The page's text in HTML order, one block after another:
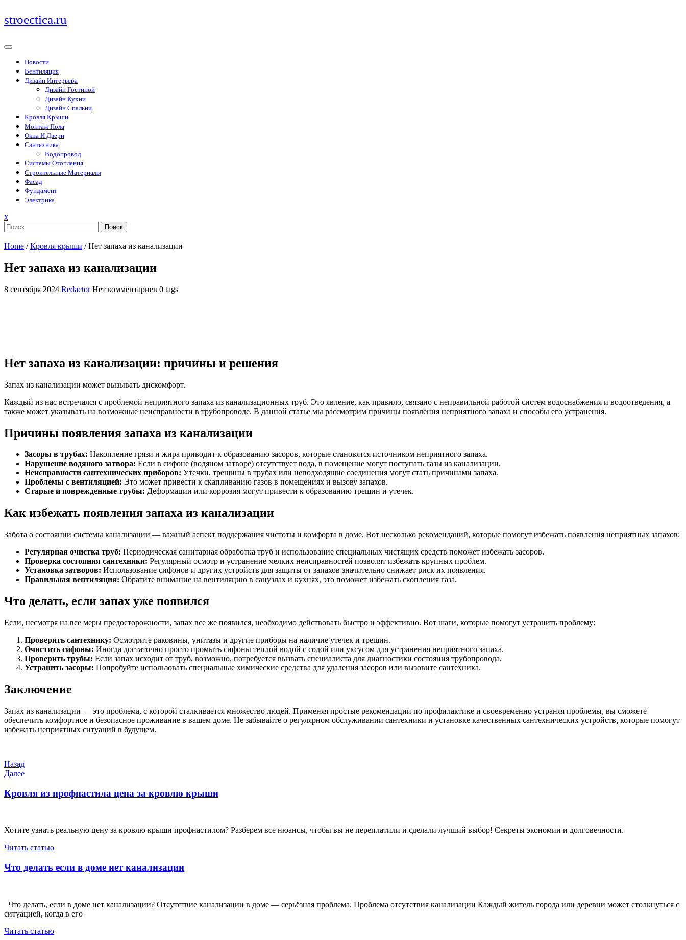
Перейти
к
stroectica.ru
Новости
Вентиляция
Дизайн Интерьера
Дизайн Гостиной
Дизайн Кухни
Дизайн Спальни
Кровля Крыши
Монтаж Пола
Окна И Двери
Сантехника
Водопровод
Системы Отопления
Строительные Материалы
Фасад
Фундамент
Электрика
xЗакрыть
меню
Поиск
Home /Кровля крыши /Нет запаха из канализации
Нет запаха из канализации
8 сентября 2024 Redactor Нет комментариев 0 tags
Нет запаха из канализации: причины и решения
Запах из канализации может вызывать дискомфорт.
Каждый из нас встречался с проблемой неприятного запаха из канализационных труб. Это явление, как правило, связано с неправильной работой систем водоснабжения и водоотведения, а
также может указывать на возможные неисправности в трубопроводе. В данной статье мы рассмотрим причины появления неприятного запаха и способы его устранения.
Причины появления запаха из канализации
Засоры в трубах: Накопление грязи и жира приводит к образованию засоров, которые становятся источником неприятного запаха.
Нарушение водяного затвора: Если в сифоне (водяном затворе) отсутствует вода, в помещение могут поступать газы из канализации.
Неисправности сантехнических приборов: Утечки, трещины в трубах или неподходящие соединения могут стать причинами запаха.
Проблемы с вентиляцией: Это может привести к скапливанию газов в помещениях и вызову запахов.
Старые и поврежденные трубы: Деформации или коррозия могут привести к образованию трещин и утечек.
Как избежать появления запаха из канализации
Забота о состоянии системы канализации — важный аспект поддержания чистоты и комфорта в доме. Вот несколько рекомендаций, которые помогут избежать появления неприятных запахов:
Регулярная очистка труб: Периодическая санитарная обработка труб и использование специальных чистящих средств поможет избежать засоров.
Проверка состояния сантехники: Регулярный осмотр и устранение мелких неисправностей позволят избежать крупных проблем.
Установка затворов: Использование сифонов и других устройств для защиты от запахов значительно снижает риск их появления.
Правильная вентиляция: Обратите внимание на вентиляцию в санузлах и кухнях, это поможет избежать скопления газа.
Что делать, если запах уже появился
Если, несмотря на все меры предосторожности, запах все же появился, необходимо действовать быстро и эффективно. Вот шаги, которые помогут устранить проблему:
Проверить сантехнику: Осмотрите раковины, унитазы и другие приборы на наличие утечек и трещин.
Очистить сифоны: Иногда достаточно просто промыть сифоны теплой водой с содой или уксусом для устранения неприятного запаха.
Проверить трубы: Если запах исходит от труб, возможно, потребуется вызвать специалиста для диагностики состояния трубопровода.
Устранить засоры: Попробуйте использовать специальные химические средства для удаления засоров или вызовите сантехника.
Заключение
Запах из канализации — это проблема, с которой сталкивается множество людей. Применяя простые рекомендации по профилактике и своевременно устраняя проблемы, вы сможете
обеспечить комфортное и безопасное проживание в вашем доме. Не забывайте о регулярном обслуживании сантехники и установке качественных сантехнических устройств, которые помогут
избежать неприятных ситуаций в будущем.
Навигация
по
записям
Предыдущая
запись
Назад
Следующая
Далее
Кровля из профнастила цена за кровлю крыши
Хотите узнать реальную цену за кровлю крыши профнастилом? Разберем все нюансы, чтобы вы не переплатили и сделали лучший выбор! Секреты экономии и долговечности.
Читать статью
Что делать если в доме нет канализации
Что делать, если в доме нет канализации? Отсутствие канализации в доме — серьёзная проблема. Проблема отсутствия канализации Каждый житель города или деревни может столкнуться с
ситуацией, когда в его
Читать статью